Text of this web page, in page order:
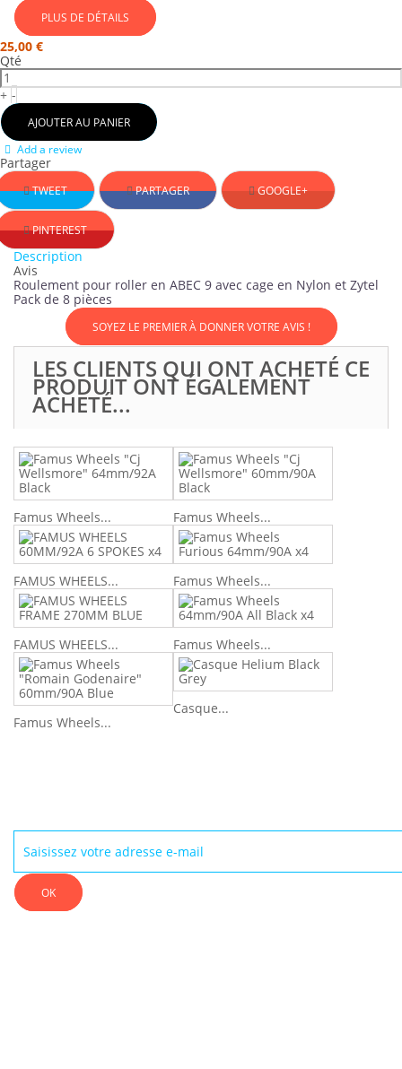
PLUS DE DÉTAILS
25,00 €
Qté
+ -
AJOUTER AU PANIER
Add a review
Partager
TWEET PARTAGER GOOGLE+
PINTEREST
Description
Avis
Roulement pour roller en ABEC 9 avec cage en Nylon et Zytel
Pack de 8 pièces
SOYEZ LE PREMIER À DONNER VOTRE AVIS !
LES CLIENTS QUI ONT ACHETÉ CE
PRODUIT ONT ÉGALEMENT
ACHETÉ...
Famus Wheels... Famus Wheels...
FAMUS WHEELS... Famus Wheels...
FAMUS WHEELS... Famus Wheels...
Famus Wheels...
Casque...
OK